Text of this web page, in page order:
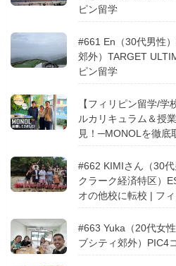
ピン留学
#661 En（30代男性
郊外）TARGET
ピン留学
【フィリピン留学/
ルカリキュラム＆授
見！─MONOLを徹底
#662 KIMIさん（30
クラーク経済特区）
オの他校に転校 | フ
#663 Yuka（20代女
ブシティ郊外）PIC4